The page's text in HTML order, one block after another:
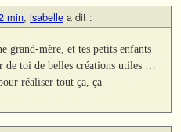
min, isabelle a dit :
grand-mère, et tes petits enfants
de toi de belles créations utiles …
réaliser tout ça, ça